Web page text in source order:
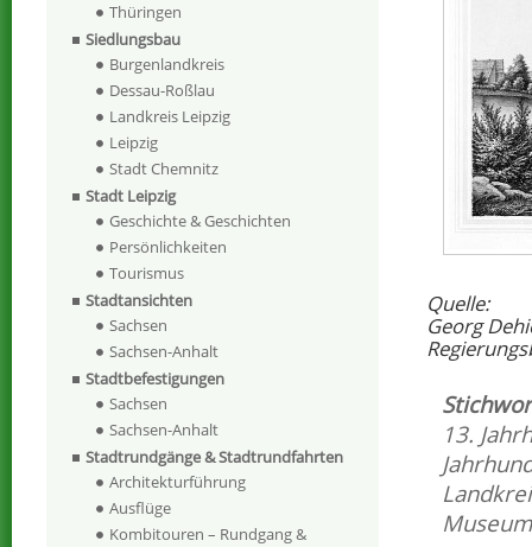
Quelle:
Georg
13.
Museum
Thüringen
Siedlungsbau
Burgenlandkreis
Dessau-Roßlau
Landkreis Leipzig
Leipzig
Stadt Chemnitz
Stadt Leipzig
Geschichte & Geschichten
Persönlichkeiten
Tourismus
Stadtansichten
Sachsen
Sachsen-Anhalt
Stadtbefestigungen
Sachsen
Sachsen-Anhalt
Stadtrundgänge & Stadtrundfahrten
Architekturführung
Ausflüge
Kombitouren – Rundgang &